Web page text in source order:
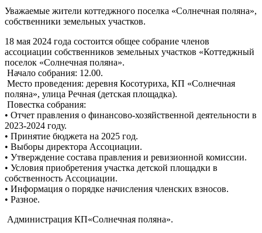
Уважаемые жители коттеджного поселка «Солнечная поляна»,
собственники земельных участков.
18 мая 2024 года состоится общее собрание членов
ассоциации собственников земельных участков «Коттеджный
поселок «Солнечная поляна».
Начало собрания: 12.00.
Место проведения: деревня Косотуриха, КП «Солнечная
поляна», улица Речная (детская площадка).
Повестка собрания:
• Отчет правления о финансово-хозяйственной деятельности в
2023-2024 году.
• Принятие бюджета на 2025 год.
• Выборы директора Ассоциации.
• Утверждение состава правления и ревизионной комиссии.
• Условия приобретения участка детской площадки в
собственность Ассоциации.
• Информация о порядке начисления членских взносов.
• Разное.
Администрация КП«Солнечная поляна».